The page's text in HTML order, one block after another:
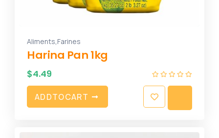
Aliments,Farines
Harina Pan 1kg
$4.49
ADDTOCART